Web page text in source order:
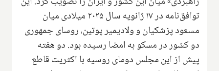
توافق‌نامه در ۱۷ ژانویه سال ۲۰۲۵ میلادی میان
مسعود پزشکیان و ولادیمیر پوتین، روسای جمهوری
دو کشور در مسکو به امضا رسیده بود. دو هفته
پیش از این مجلس دومای روسیه با اکثریت قاطع